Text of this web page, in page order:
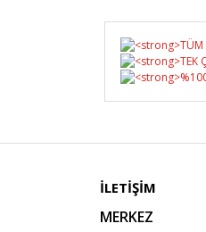
İLETİŞİM
MERKEZ